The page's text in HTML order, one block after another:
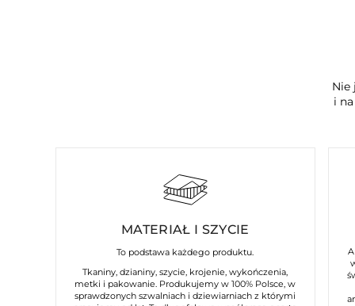
Nie
i
MATERIAŁ I SZYCIE
To podstawa każdego produktu.
Tkaniny, dzianiny, szycie, krojenie, wykończenia,
metki i pakowanie. Produkujemy w 100% Polsce, w
sprawdzonych szwalniach i dziewiarniach z którymi